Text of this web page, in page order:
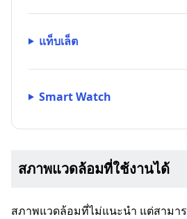
แท็บเล็ต
Smart Watch
สภาพแวดล้อมที่ใช้งานได้
สภาพแวดล้อมที่ไม่แนะนำ แต่สามาร